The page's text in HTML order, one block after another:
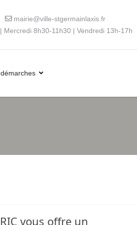
mairie@ville-stgermainlaxis.fr
Mercredi 8h30-11h30 | Vendredi 13h-17h
vous offre un